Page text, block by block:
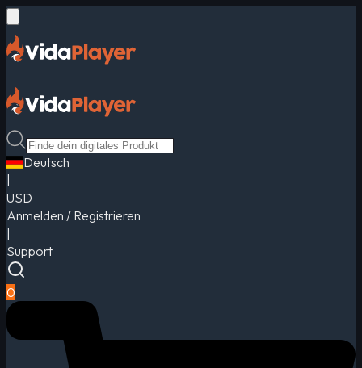
Deutsch
USD
Anmelden / Registrieren
Support
0